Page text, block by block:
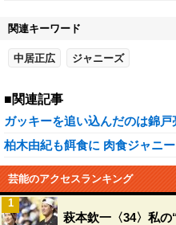
関連キーワード
中居正広 ジャニーズ
■関連記事
ガッキーを追い込んだのは錦
柏木由紀も餌食に 肉食ジャニ
芸能のアクセスランキング
萩本欽一〈34〉私
1